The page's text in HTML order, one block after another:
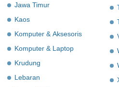
Jawa Timur
Kaos
Komputer & Aksesoris
Komputer & Laptop
Krudung
Lebaran